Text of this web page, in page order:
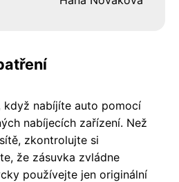
když nabíjíte auto pomocí
nabíjecích zařízení. Než
zkontrolujte si
že zásuvka zvládne
používejte jen originální